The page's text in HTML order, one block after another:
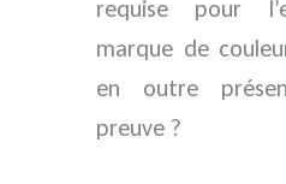
requise pour
marque de
en outre
preuve ?